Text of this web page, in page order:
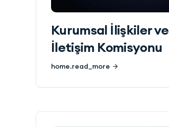
Kurumsal İlişkiler ve
İletişim Komisyonu
home.read_more